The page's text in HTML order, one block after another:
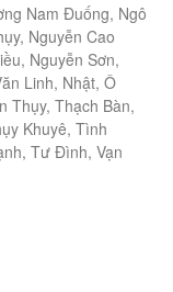
Nam Đuống, Ngô
Nguyễn Cao
Nguyễn Sơn,
Linh, Nhật, Ô
Thụy, Thạch Bàn,
Khuyê, Tình
Tư Đình, Vạn